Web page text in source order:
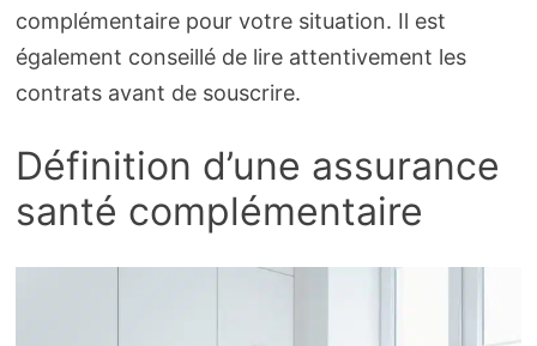
complémentaire pour votre situation. Il est
également conseillé de lire attentivement les
contrats avant de souscrire.
Définition d’une assurance
santé complémentaire